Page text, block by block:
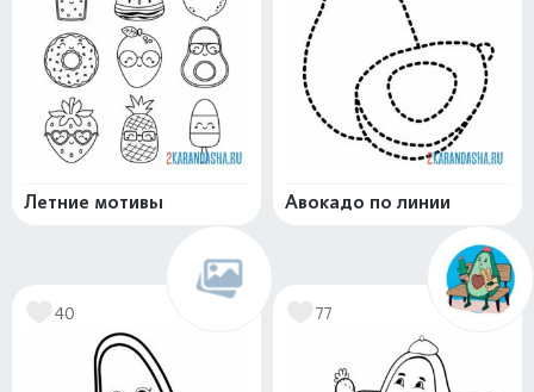
Летние мотивы Авокадо по линии
40 77